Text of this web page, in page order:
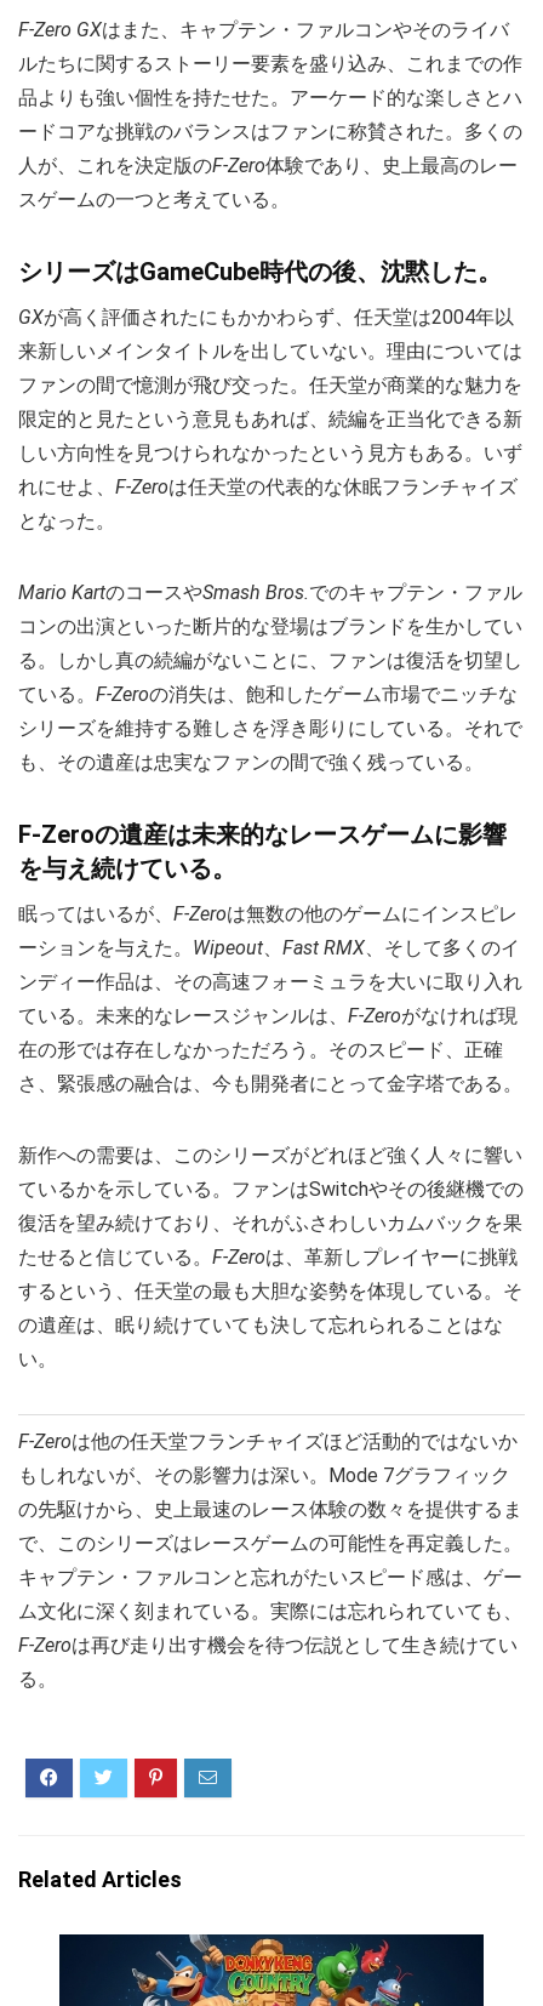
F-Zero GXはまた、キャプテン・ファルコンやそのライバ
ルたちに関するストーリー要素を盛り込み、これまでの作
品よりも強い個性を持たせた。アーケード的な楽しさとハ
ードコアな挑戦のバランスはファンに称賛された。多くの
人が、これを決定版のF-Zero体験であり、史上最高のレー
スゲームの一つと考えている。
シリーズはGameCube時代の後、沈黙した。
GXが高く評価されたにもかかわらず、任天堂は2004年以
来新しいメインタイトルを出していない。理由については
ファンの間で憶測が飛び交った。任天堂が商業的な魅力を
限定的と見たという意見もあれば、続編を正当化できる新
しい方向性を見つけられなかったという見方もある。いず
れにせよ、 F-Zeroは任天堂の代表的な休眠フランチャイズ
となった。
Mario KartのコースやSmash Bros.でのキャプテン・ファル
コンの出演といった断片的な登場はブランドを生かしてい
る。しかし真の続編がないことに、ファンは復活を切望し
ている。 F-Zeroの消失は、飽和したゲーム市場でニッチな
シリーズを維持する難しさを浮き彫りにしている。それで
も、その遺産は忠実なファンの間で強く残っている。
F-Zeroの遺産は未来的なレースゲームに影響
を与え続けている。
眠ってはいるが、 F-Zeroは無数の他のゲームにインスピレ
ーションを与えた。 Wipeout Fast RMX 、そして多くのイ
ンディー作品は、その高速フォーミュラを大いに取り入れ
ている。未来的なレースジャンルは、 F-Zeroがなければ現
在の形では存在しなかっただろう。そのスピード、正確
さ、緊張感の融合は、今も開発者にとって金字塔である。
新作への需要は、このシリーズがどれほど強く人々に響い
ているかを示している。ファンはSwitchやその後継機での
復活を望み続けており、それがふさわしいカムバックを果
たせると信じている。 F-Zeroは、革新しプレイヤーに挑戦
するという、任天堂の最も大胆な姿勢を体現している。そ
の遺産は、眠り続けていても決して忘れられることはな
い。
F-Zeroは他の任天堂フランチャイズほど活動的ではないか
もしれないが、その影響力は深い。Mode 7グラフィック
の先駆けから、史上最速のレース体験の数々を提供するま
で、このシリーズはレースゲームの可能性を再定義した。
キャプテン・ファルコンと忘れがたいスピード感は、ゲー
ム文化に深く刻まれている。実際には忘れられていても、
F-Zeroは再び走り出す機会を待つ伝説として生き続けてい
る。
Related Articles